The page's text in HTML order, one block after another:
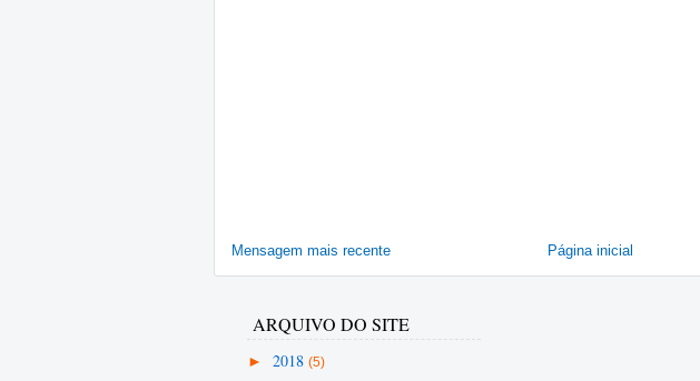
Mensagem mais recente Página inicial
ARQUIVO DO SITE
► 2018 (5)